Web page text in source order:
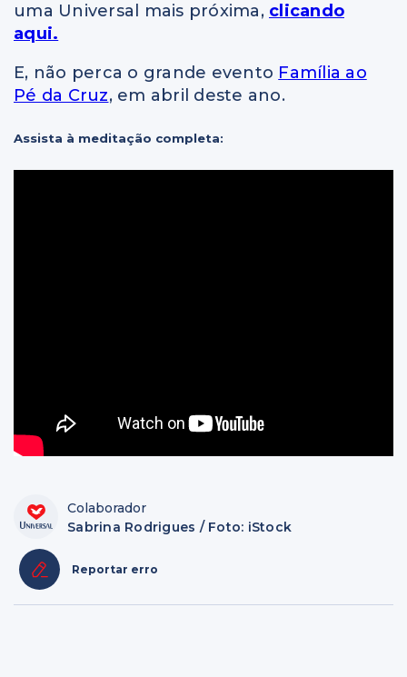
uma Universal mais próxima, clicando
aqui.
E, não perca o grande evento Família ao
Pé da Cruz, em abril deste ano.
Assista à meditação completa:
Colaborador
Sabrina Rodrigues / Foto: iStock
Reportar erro